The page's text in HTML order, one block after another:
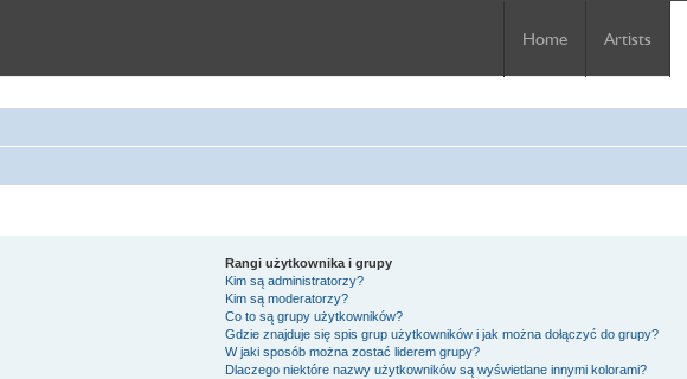
Home Artists
Rangi użytkownika i grupy
Kim są administratorzy?
Kim są moderatorzy?
Co to są grupy użytkowników?
Gdzie znajduje się spis grup użytkowników i jak można dołączyć do grupy?
W jaki sposób można zostać liderem grupy?
Dlaczego niektóre nazwy użytkowników są wyświetlane innymi kolorami?